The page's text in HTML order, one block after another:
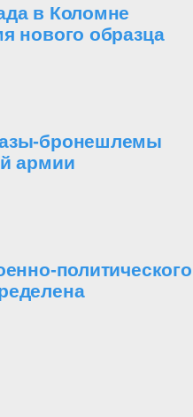
в Коломне
нового образца
бронешлемы
армии
политического